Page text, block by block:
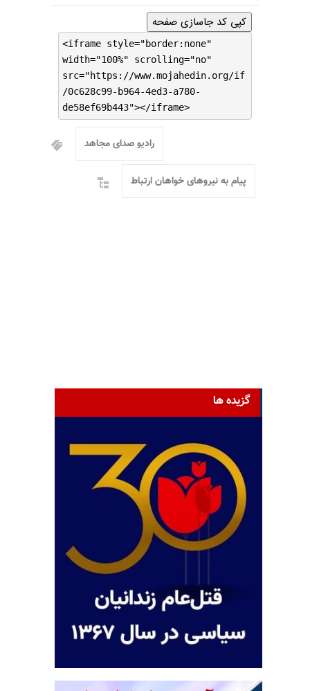
کپی کد جاسازی صفحه
<iframe style="border:none"
width="100%" scrolling="no"
src="https://www.mojahedin.org/if
/0c628c99-b964-4ed3-a780-
de58ef69b443"></iframe>
رادیو صدای مجاهد
پیام به نیروهای خواهان ارتباط
گزیده ها